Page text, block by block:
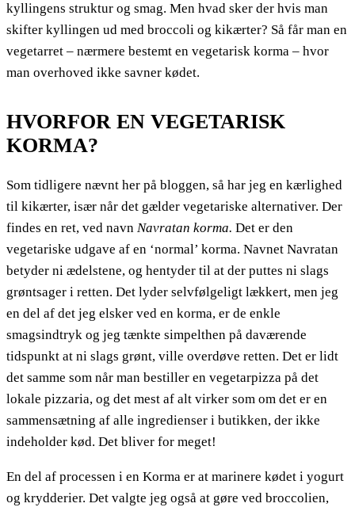
kyllingens struktur og smag. Men hvad sker der hvis man
skifter kyllingen ud med broccoli og kikærter? Så får man en
vegetarret – nærmere bestemt en vegetarisk korma – hvor
man overhoved ikke savner kødet.
HVORFOR EN VEGETARISK
KORMA?
Som tidligere nævnt her på bloggen, så har jeg en kærlighed
til kikærter, især når det gælder vegetariske alternativer. Der
findes en ret, ved navn Navratan korma. Det er den
vegetariske udgave af en ‘normal’ korma. Navnet Navratan
betyder ni ædelstene, og hentyder til at der puttes ni slags
grøntsager i retten. Det lyder selvfølgeligt lækkert, men jeg
en del af det jeg elsker ved en korma, er de enkle
smagsindtryk og jeg tænkte simpelthen på daværende
tidspunkt at ni slags grønt, ville overdøve retten. Det er lidt
det samme som når man bestiller en vegetarpizza på det
lokale pizzaria, og det mest af alt virker som om det er en
sammensætning af alle ingredienser i butikken, der ikke
indeholder kød. Det bliver for meget!
En del af processen i en Korma er at marinere kødet i yogurt
og krydderier. Det valgte jeg også at gøre ved broccolien,